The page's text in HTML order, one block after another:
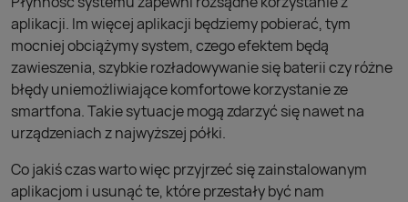
aplikacji. Im więcej aplikacji będziemy pobierać, tym
mocniej obciążymy system, czego efektem będą
zawieszenia, szybkie rozładowywanie się baterii czy różne
błędy uniemożliwiające komfortowe korzystanie ze
smartfona. Takie sytuacje mogą zdarzyć się nawet na
urządzeniach z najwyższej półki.
Co jakiś czas warto więc przyjrzeć się zainstalowanym
aplikacjom i usunąć te, które przestały być nam